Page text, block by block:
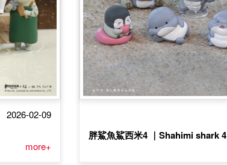
2026-02-09
more+
胖鯊魚鯊西米4 ｜Shahimi shark 4